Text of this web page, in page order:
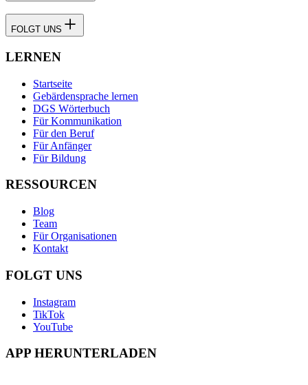
FOLGT UNS
LERNEN
Startseite
Gebärdensprache lernen
DGS Wörterbuch
Für Kommunikation
Für den Beruf
Für Anfänger
Für Bildung
RESSOURCEN
Blog
Team
Für Organisationen
Kontakt
FOLGT UNS
Instagram
TikTok
YouTube
APP HERUNTERLADEN